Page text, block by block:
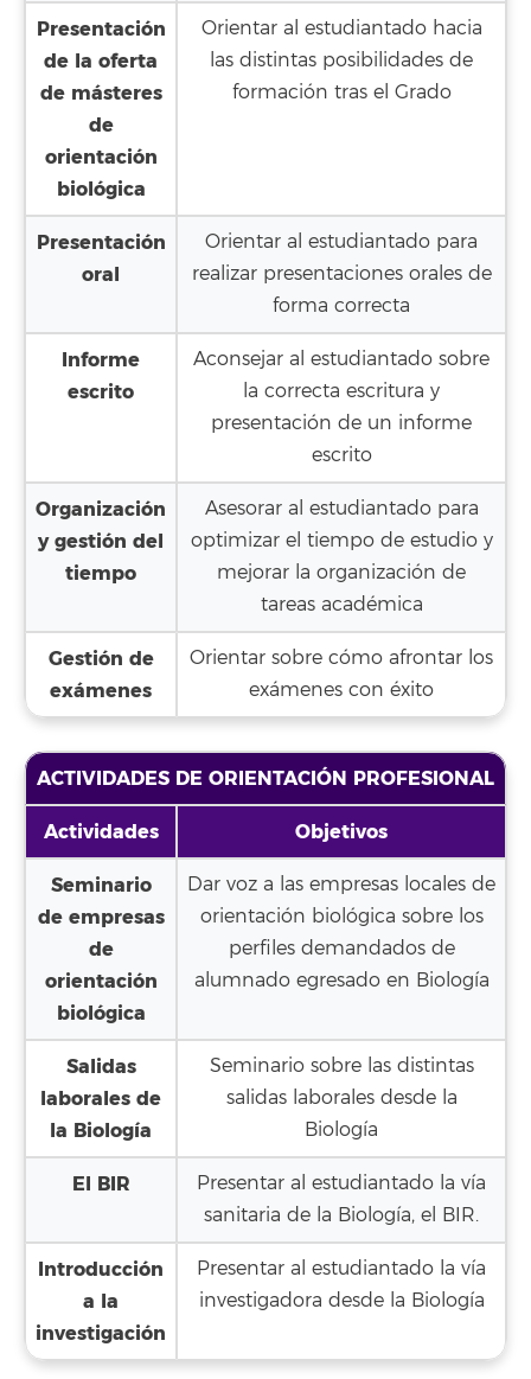
Presentación
de la oferta
de másteres
de
orientación
biológica
Orientar al estudiantado hacia
las distintas posibilidades de
formación tras el Grado
Presentación
oral
Orientar al estudiantado para
realizar presentaciones orales de
forma correcta
Informe
escrito
Aconsejar al estudiantado sobre
la correcta escritura y
presentación de un informe
escrito
Organización
y gestión del
tiempo
Asesorar al estudiantado para
optimizar el tiempo de estudio y
mejorar la organización de
tareas académica
Gestión de
exámenes
Orientar sobre cómo afrontar los
exámenes con éxito
ACTIVIDADES DE ORIENTACIÓN PROFESIONAL
Actividades Objetivos
Seminario
de empresas
de
orientación
biológica
Dar voz a las empresas locales de
orientación biológica sobre los
perfiles demandados de
alumnado egresado en Biología
Salidas
laborales de
la Biología
Seminario sobre las distintas
salidas laborales desde la
Biología
El BIR
Presentar al estudiantado la vía
sanitaria de la Biología, el BIR.
Introducción
a la
investigación
Presentar al estudiantado la vía
investigadora desde la Biología